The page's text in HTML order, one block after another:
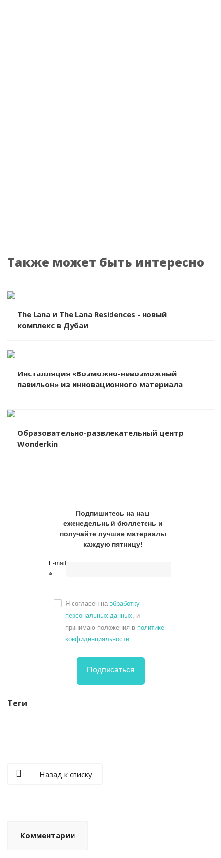
Также может быть интересно
The Lana и The Lana Residences - новый
комплекс в Дубаи
Инсталляция «Возможно-невозможный
павильон» из инновационного материала
Образовательно-развлекательный центр
Wonderkin
Подпишитесь на наш
еженедельный бюллетень и
получайте лучшие материалы
каждую пятницу!
E-mail
*
Я согласен на обработку
персональных данных , и
принимаю положения в политике
конфиденциальности
Подписаться
Теги
Назад к списку
Комментарии